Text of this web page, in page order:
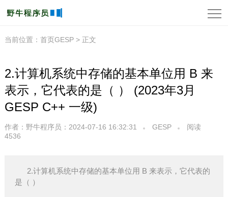
当前位置： 首页GESP > 正文
2.计算机系统中存储的基本单位用 B 来
表示，它代表的是（ ） (2023年3月
GESP C++ 一级)
作者：野牛程序员 ：2024-07-16 16:32:31 GESP
阅读
4536
2.计算机系统中存储的基本单位用 B 来表示，它代表的
是（ ）